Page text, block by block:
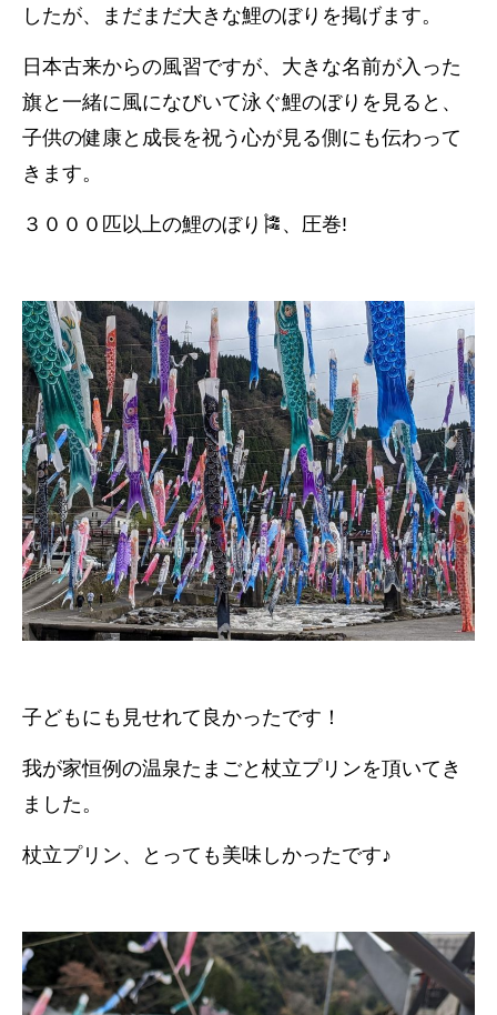
したが、まだまだ大きな鯉のぼりを掲げます。
日本古来からの風習ですが、大きな名前が入った
旗と一緒に風になびいて泳ぐ鯉のぼりを見ると、
子供の健康と成長を祝う心が見る側にも伝わって
きます。
３０００匹以上の鯉のぼり🎏、圧巻!
子どもにも見せれて良かったです！
我が家恒例の温泉たまごと杖立プリンを頂いてき
ました。
杖立プリン、とっても美味しかったです♪